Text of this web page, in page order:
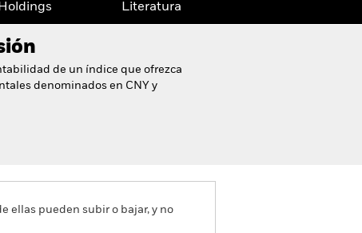
Holdings Literatura
de un índice que ofrezca
denominados en CNY y
ellas pueden subir o bajar, y no